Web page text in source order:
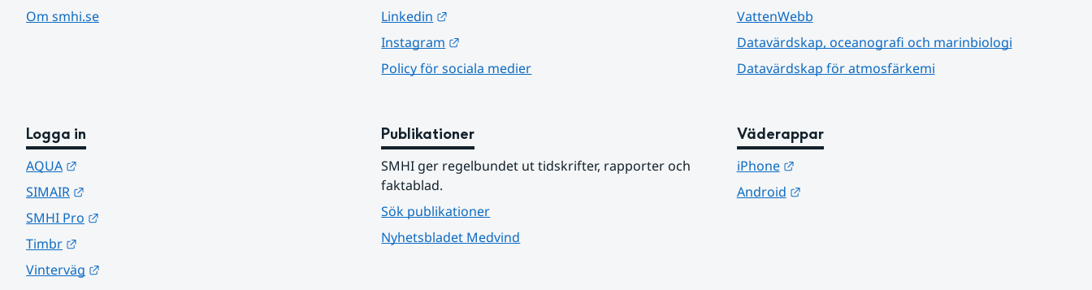
Om smhi.se
Linkedin
Instagram
Policy för sociala medier
VattenWebb
Datavärdskap, oceanografi och marinbiologi
Datavärdskap för atmosfärkemi
Logga in
AQUA
SIMAIR
SMHI Pro
Timbr
Vinterväg
Publikationer
SMHI ger regelbundet ut tidskrifter, rapporter och
faktablad.
Sök publikationer
Nyhetsbladet Medvind
Väderappar
iPhone
Länk till annan webbplats.
Android
Länk till annan webbplats.